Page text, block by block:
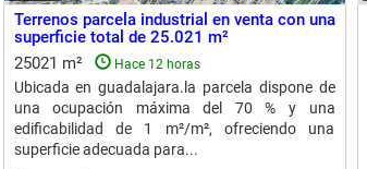
Terrenos parcela industrial en venta con una
superficie total de 25.021 m²
25021 m²
Hace 12 horas
Ubicada en guadalajara.la parcela dispone de
una ocupación máxima del 70 % y una
edificabilidad de 1 m²/m², ofreciendo una
superficie adecuada para...